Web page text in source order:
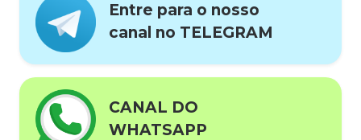
Entre para o nosso
canal no TELEGRAM
CANAL DO
WHATSAPP